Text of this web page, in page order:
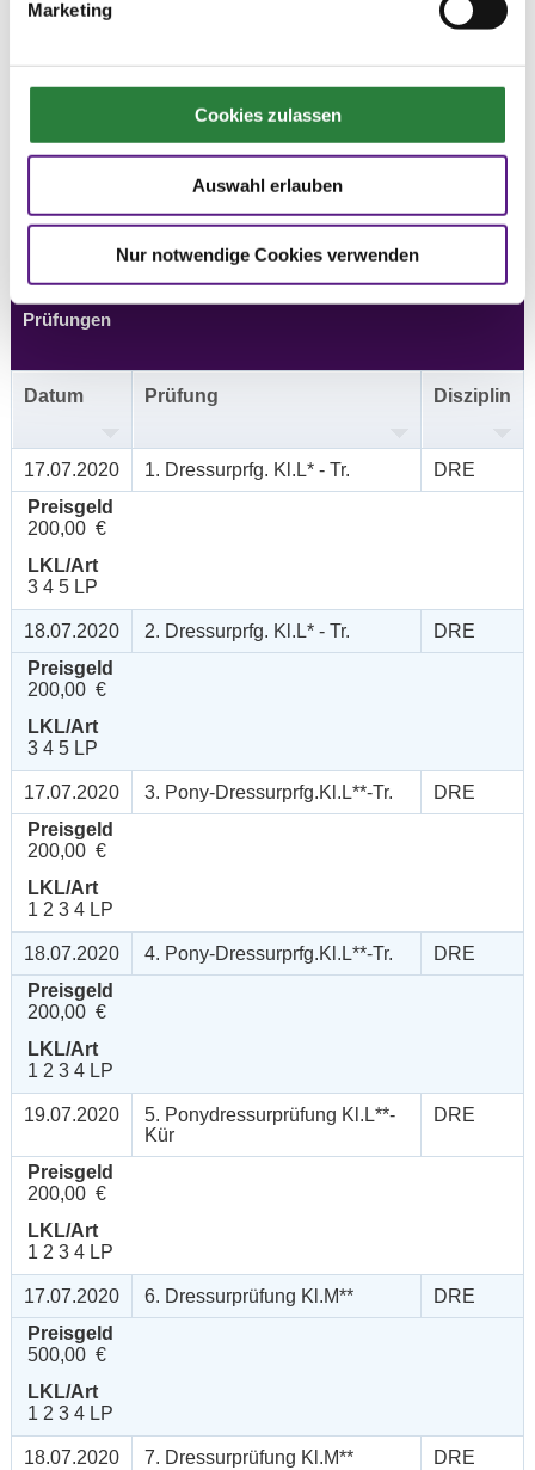
Marketing
Cookies zulassen
Auswahl erlauben
Nur notwendige Cookies verwenden
Vorläufige Zeitenteilung:
So.: 5,8,11
Ergebnisse:
Zu den Ergebnissen auf www.fn-erfolgsdaten.de
Prüfungen
Datum Prüfung Disziplin
17.07.2020 1. Dressurprfg. Kl.L* - Tr.
DRE
Preisgeld
200,00 €
LKL/Art
3 4 5 LP
18.07.2020 2. Dressurprfg. Kl.L* - Tr.
DRE
Preisgeld
200,00 €
LKL/Art
3 4 5 LP
17.07.2020 3. Pony-Dressurprfg.Kl.L**-Tr.
DRE
Preisgeld
200,00 €
LKL/Art
1 2 3 4 LP
18.07.2020 4. Pony-Dressurprfg.Kl.L**-Tr.
DRE
Preisgeld
200,00 €
LKL/Art
1 2 3 4 LP
19.07.2020
5. Ponydressurprüfung Kl.L**-
Kür
DRE
Preisgeld
200,00 €
LKL/Art
1 2 3 4 LP
17.07.2020 6. Dressurprüfung Kl.M**
DRE
Preisgeld
500,00 €
LKL/Art
1 2 3 4 LP
18.07.2020 7. Dressurprüfung Kl.M**
DRE